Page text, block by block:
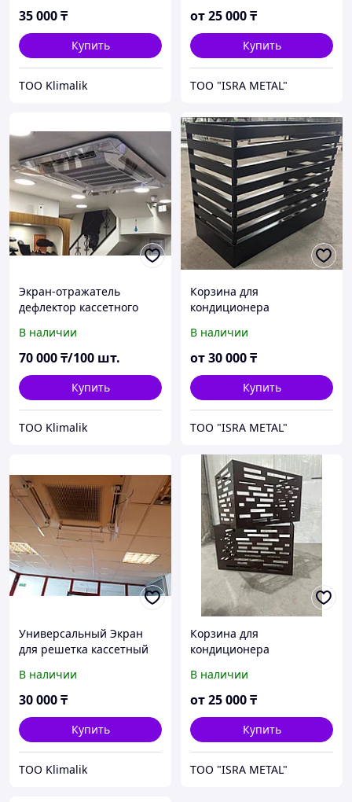
35 000₸
Купить
TOO Klimalik
от25 000₸
Купить
ТОО "ISRA METAL"
Экран-отражатель
дефлектор кассетного
В наличии
70 000₸/100 шт.
Купить
TOO Klimalik
Корзина для
кондиционера
В наличии
от30 000₸
Купить
ТОО "ISRA METAL"
Универсальный Экран
для решетка кассетный
Klimalik
В наличии
30 000₸
Купить
TOO Klimalik
Корзина для
кондиционера
В наличии
от25 000₸
Купить
ТОО "ISRA METAL"